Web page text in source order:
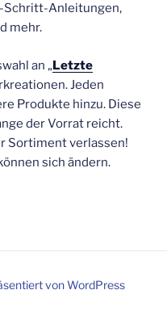
Schritt-Anleitungen,
mehr.
an „Letzte
Jeden
Produkte hinzu. Diese
der Vorrat reicht.
Sortiment verlassen!
sich ändern.
von WordPress